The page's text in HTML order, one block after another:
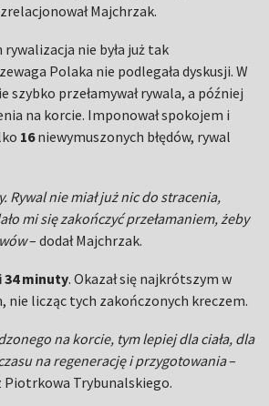
Majchrzak.
nie była już tak
Polaka nie podlegała dyskusji. W
szybko przełamywał rywala, a później
na korcie. Imponował spokojem i
16niewymuszonych błędów, rywal
Rywal nie miał już nic do stracenia,
mi się zakończyć przełamaniem, żeby
– dodał Majchrzak.
34 minuty. Okazał się najkrótszym w
nie licząc tych zakończonych kreczem.
na korcie, tym lepiej dla ciała, dla
na regenerację i przygotowania–
Piotrkowa Trybunalskiego.